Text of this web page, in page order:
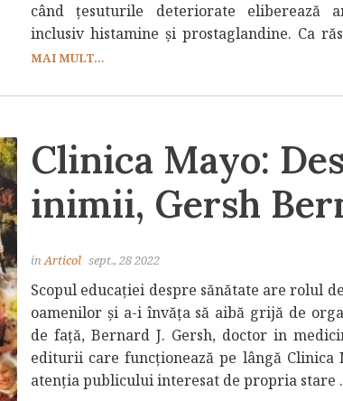
când țesuturile deteriorate eliberează
inclusiv histamine și prostaglandine. Ca
MAI MULT...
Clinica Mayo:
inimii, Gersh
inArticol sept., 28 2022
Scopul educației despre sănătate are rolul
oamenilor și a-i învăța să aibă grijă de
de față, Bernard J. Gersh, doctor in
editurii care funcționează pe lângă Clinica
atenția publicului interesat de propria stare